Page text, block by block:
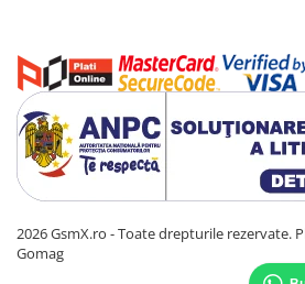
2026 GsmX.ro - Toate drepturile rezervate.
Gomag